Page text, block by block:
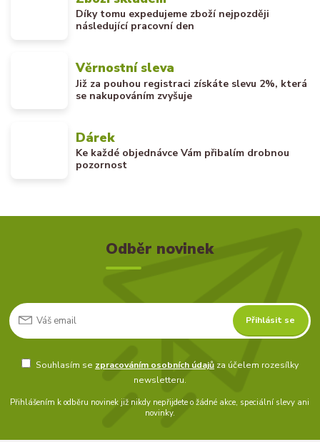
Díky tomu expedujeme zboží nejpozději
následující pracovní den
Věrnostní sleva
Již za pouhou registraci získáte slevu 2%, která
se nakupováním zvyšuje
Dárek
Ke každé objednávce Vám přibalím drobnou
pozornost
Odběr novinek
Přihlásit se
Souhlasím se zpracováním osobních údajůza účelem rozesílky
newsletteru.
Přihlášením k odběru novinek již nikdy nepřijdete o žádné akce, speciální slevy ani
novinky.